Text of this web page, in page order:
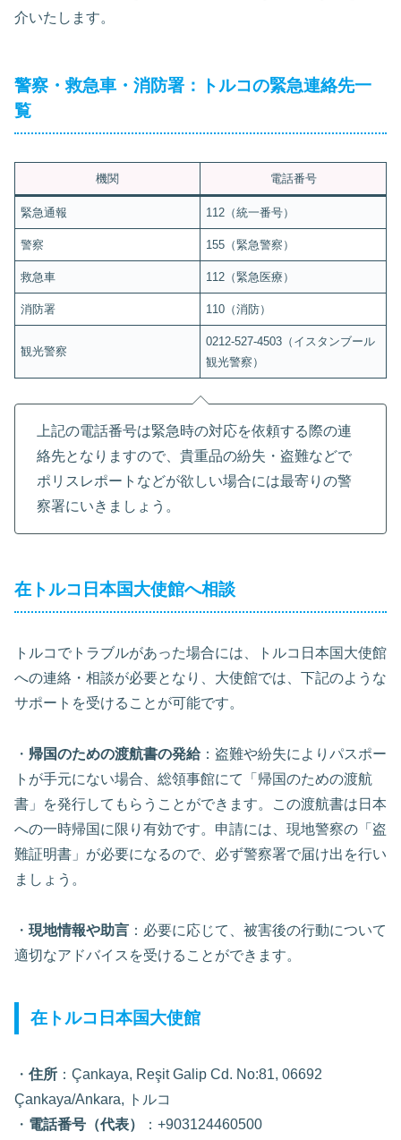
介いたします。
警察・救急車・消防署：トルコの緊急連絡先一
覧
機関 電話番号
緊急通報 112（統一番号）
警察 155（緊急警察）
救急車 112（緊急医療）
消防署 110（消防）
観光警察
0212-527-4503（イスタンブール
観光警察）
上記の電話番号は緊急時の対応を依頼する際の連
絡先となりますので、貴重品の紛失・盗難などで
ポリスレポートなどが欲しい場合には最寄りの警
察署にいきましょう。
在トルコ日本国大使館へ相談
トルコでトラブルがあった場合には、トルコ日本国大使館
への連絡・相談が必要となり、大使館では、下記のような
サポートを受けることが可能です。
・ 帰国のための渡航書の発給：盗難や紛失によりパスポー
トが手元にない場合、総領事館にて「帰国のための渡航
書」を発行してもらうことができます。この渡航書は日本
への一時帰国に限り有効です。申請には、現地警察の「盗
難証明書」が必要になるので、必ず警察署で届け出を行い
ましょう。
・ 現地情報や助言 ：必要に応じて、被害後の行動について
適切なアドバイスを受けることができます。
在トルコ日本国大使館
・ 住所 ：Çankaya, Reşit Galip Cd. No:81, 06692
Çankaya/Ankara, トルコ
・ 電話番号（代表） ：+903124460500